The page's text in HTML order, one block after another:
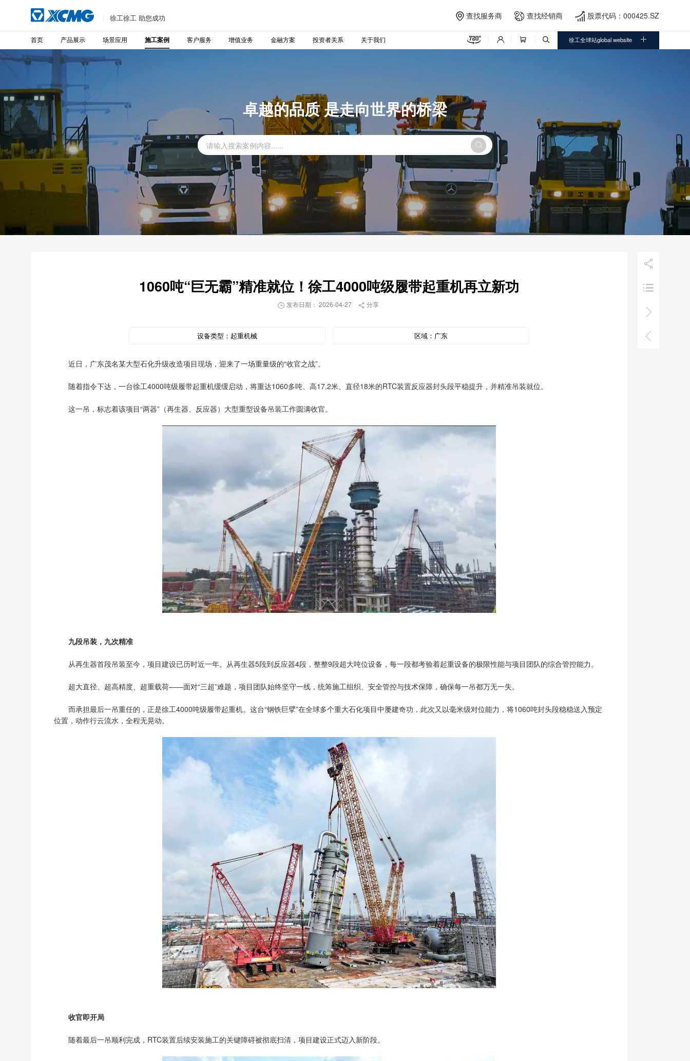
徐工徐工 助您成功  查找服务商  查找经销商  股票代码：000425.SZ
首页 产品展示 场景应用 施工案例 客户服务 增值业务 金融方案 投资者关系 关于我们     徐工全球站global website 
卓越的品质 是走向世界的桥梁





1060吨“巨无霸”精准就位！徐工4000吨级履带起重机再立新功
 发布日期： 2026-04-27  分享
设备类型： 起重机械 区域： 广东
近日，广东茂名某大型石化升级改造项目现场，迎来了一场重量级的“收官之战”。
随着指令下达，一台徐工4000吨级履带起重机缓缓启动，将重达1060多吨、高17.2米、直径18米的RTC装置反应器封头段平稳提升，并精准吊装就位。
这一吊，标志着该项目“两器”（再生器、反应器）大型重型设备吊装工作圆满收官。
九段吊装，九次精准
从再生器首段吊装至今，项目建设已历时近一年。从再生器5段到反应器4段，整整9段超大吨位设备，每一段都考验着起重设备的极限性能与项目团队的综合管控能力。
超大直径、超高精度、超重载荷——面对“三超”难题，项目团队始终坚守一线，统筹施工组织、安全管控与技术保障，确保每一吊都万无一失。
而承担最后一吊重任的，正是徐工4000吨级履带起重机。这台“钢铁巨擘”在全球多个重大石化项目中屡建奇功，此次又以毫米级对位能力，将1060吨封头段稳稳送入预定
位置，动作行云流水，全程无晃动。
收官即开局
随着最后一吊顺利完成，RTC装置后续安装施工的关键障碍被彻底扫清，项目建设正式迈入新阶段。